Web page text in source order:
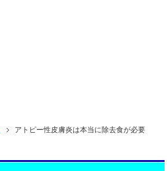
アトピー性皮膚炎は本当に除去食が必要